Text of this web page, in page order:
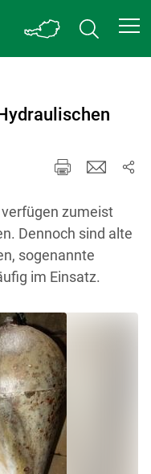
zumeist
Dennoch sind alte
sogenannte
im Einsatz.